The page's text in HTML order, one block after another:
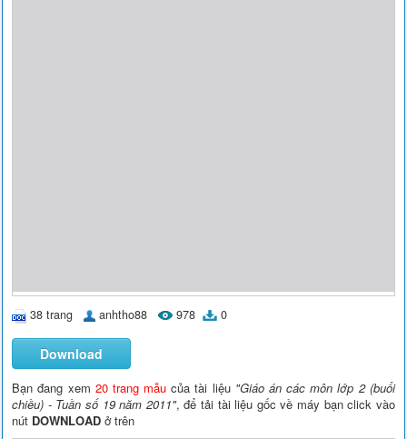
38 trang anhtho88 978 0
Download
Bạn đang xem 20 trang mẫu của tài liệu "Giáo án các môn lớp 2 (buổi
chiều) - Tuần số 19 năm 2011", để tải tài liệu gốc về máy bạn click vào
nút DOWNLOAD ở trên